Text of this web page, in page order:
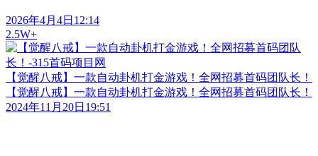
2026年4月4日12:14
2.5W+
【觉醒八戒】一款自动卦机打金游戏！全网招募首码团队长！
【觉醒八戒】一款自动卦机打金游戏！全网招募首码团队长！
2024年11月20日19:51